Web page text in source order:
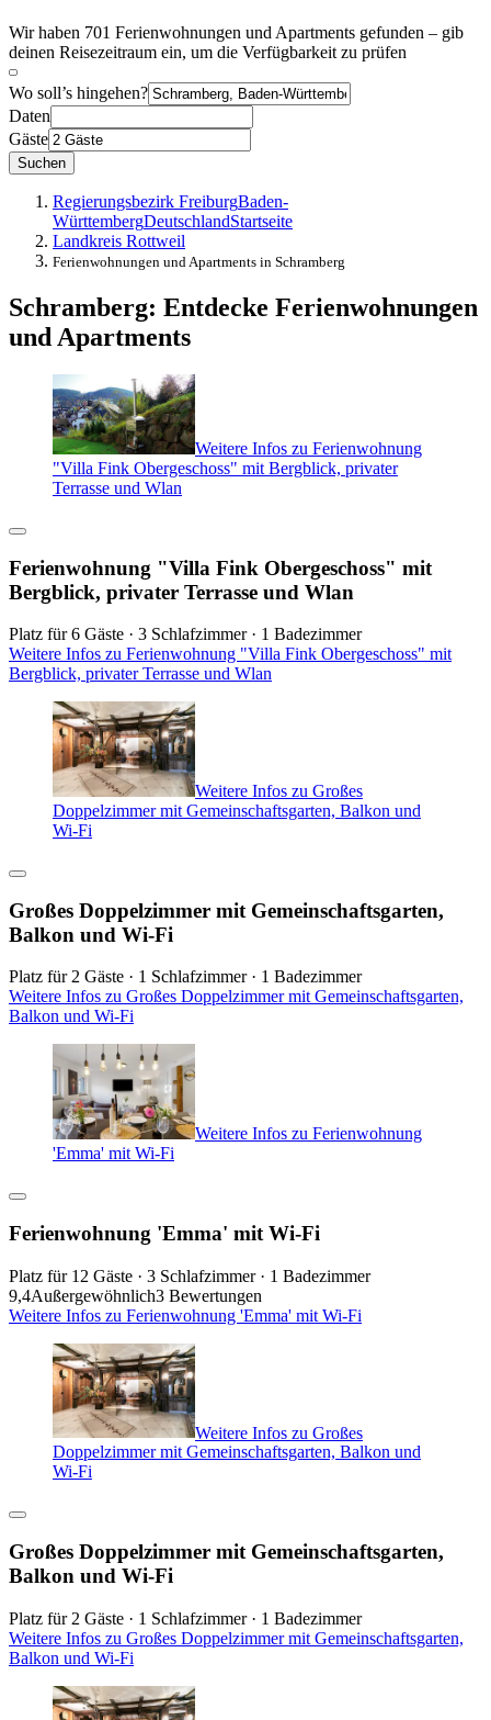
Wir haben 701 Ferienwohnungen und Apartments gefunden – gib
deinen Reisezeitraum ein, um die Verfügbarkeit zu prüfen
Wo soll’s hingehen?
Daten
Gäste
Suchen
Regierungsbezirk FreiburgBaden-
WürttembergDeutschlandStartseite
Landkreis Rottweil
Ferienwohnungen und Apartments in Schramberg
Schramberg: Entdecke Ferienwohnungen
und Apartments
Weitere Infos zu Ferienwohnung
"Villa Fink Obergeschoss" mit Bergblick, privater
Terrasse und Wlan
Ferienwohnung "Villa Fink Obergeschoss" mit
Bergblick, privater Terrasse und Wlan
Platz für 6 Gäste · 3 Schlafzimmer · 1 Badezimmer
Weitere Infos zu Ferienwohnung "Villa Fink Obergeschoss" mit
Bergblick, privater Terrasse und Wlan
Weitere Infos zu Großes
Doppelzimmer mit Gemeinschaftsgarten, Balkon und
Wi-Fi
Großes Doppelzimmer mit Gemeinschaftsgarten,
Balkon und Wi-Fi
Platz für 2 Gäste · 1 Schlafzimmer · 1 Badezimmer
Weitere Infos zu Großes Doppelzimmer mit Gemeinschaftsgarten,
Balkon und Wi-Fi
Weitere Infos zu Ferienwohnung
'Emma' mit Wi-Fi
Ferienwohnung 'Emma' mit Wi-Fi
Platz für 12 Gäste · 3 Schlafzimmer · 1 Badezimmer
9,4Außergewöhnlich3 Bewertungen
Weitere Infos zu Ferienwohnung 'Emma' mit Wi-Fi
Weitere Infos zu Großes
Doppelzimmer mit Gemeinschaftsgarten, Balkon und
Wi-Fi
Großes Doppelzimmer mit Gemeinschaftsgarten,
Balkon und Wi-Fi
Platz für 2 Gäste · 1 Schlafzimmer · 1 Badezimmer
Weitere Infos zu Großes Doppelzimmer mit Gemeinschaftsgarten,
Balkon und Wi-Fi